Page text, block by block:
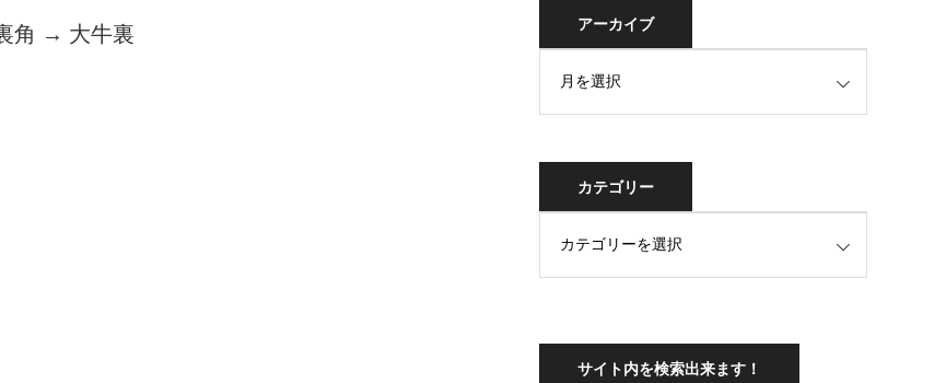
角 → 大牛裏
アーカイブ
カテゴリー
サイト内を検索出来ます！